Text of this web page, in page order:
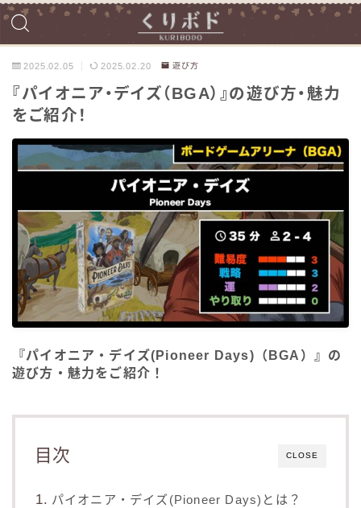
2025.02.05 2025.02.20 遊び方
『パイオニア・デイズ（BGA）』の遊び方・魅力
をご紹介！
『パイオニア・デイズ(Pioneer Days)（BGA）』の
遊び方・魅力をご紹介！
CLOSE
目次
パイオニア・デイズ(Pioneer Days)とは？